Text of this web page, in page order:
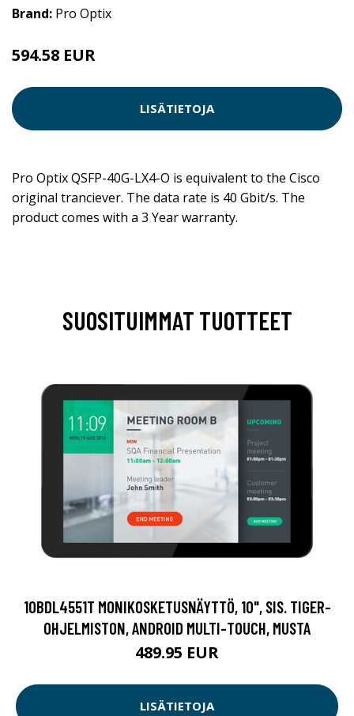
Brand: Pro Optix
594.58 EUR
LISÄTIETOJA
Pro Optix QSFP-40G-LX4-O is equivalent to the Cisco
original tranciever. The data rate is 40 Gbit/s. The
product comes with a 3 Year warranty.
SUOSITUIMMAT TUOTTEET
10BDL4551T MONIKOSKETUSNÄYTTÖ, 10", SIS. TIGER-
OHJELMISTON, ANDROID MULTI-TOUCH, MUSTA
489.95 EUR
LISÄTIETOJA